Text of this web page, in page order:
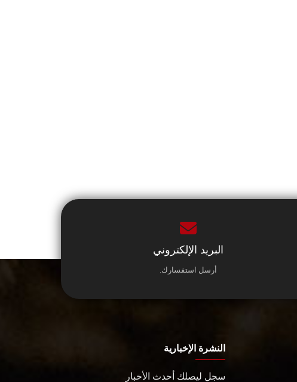
البريد الإلكتروني
أرسل استفسارك.
النشرة الإخبارية
سجل ليصلك أحدث الأخبار